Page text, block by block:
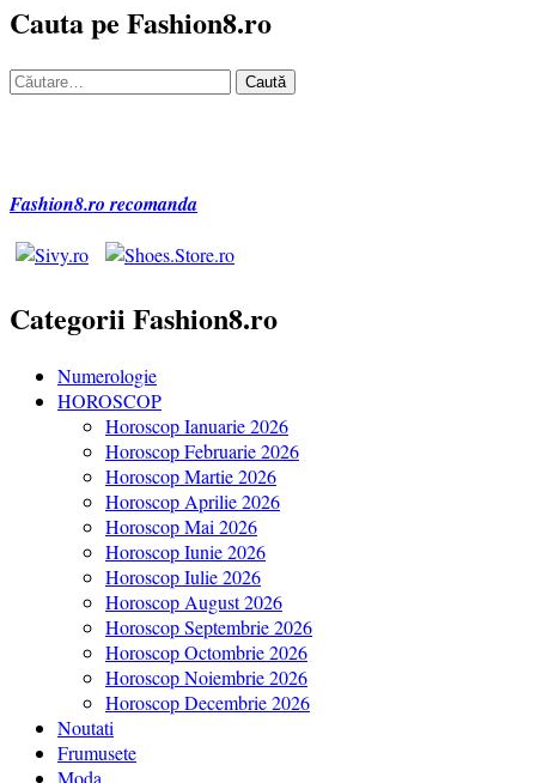
Cauta pe Fashion8.ro
Caută
Fashion8.ro recomanda
Categorii Fashion8.ro
Numerologie
HOROSCOP
Horoscop Ianuarie 2026
Horoscop Februarie 2026
Horoscop Martie 2026
Horoscop Aprilie 2026
Horoscop Mai 2026
Horoscop Iunie 2026
Horoscop Iulie 2026
Horoscop August 2026
Horoscop Septembrie 2026
Horoscop Octombrie 2026
Horoscop Noiembrie 2026
Horoscop Decembrie 2026
Noutati
Frumusete
Moda